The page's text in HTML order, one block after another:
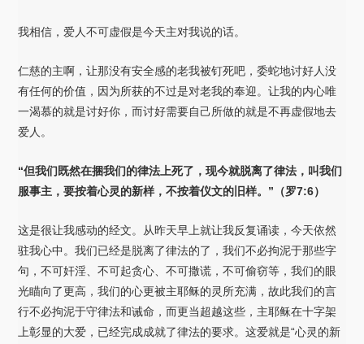
我相信，爱人不可虚假是今天主对我说的话。
仁慈的主啊，让那没有安全感的老我被钉死吧，委蛇地讨好人没
有任何的价值，因为所获的不过是对老我的奉迎。让我的内心唯
一渴慕的就是讨好你，而讨好需要自己所做的就是不再虚假地去
爱人。
“但我们既然在捆我们的律法上死了，现今就脱离了律法，叫我们
服事主，要按着心灵的新样，不按着仪文的旧样。”（罗7:6）
这是很让我感动的经文。从昨天早上就让我反复诵读，今天依然
驻我心中。我们已经是脱离了律法的了，我们不必拘泥于那些字
句，不可奸淫、不可起贪心、不可撒谎，不可偷窃等，我们的眼
光瞄向了更高，我们的心更被主耶稣的灵所充满，故此我们的言
行不必拘泥于守律法和诫命，而更当超越这些，主耶稣在十字架
上彰显的大爱，已经完成成就了律法的要求。这爱就是“心灵的新